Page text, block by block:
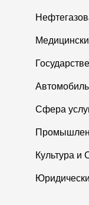
Сфера
Культура и